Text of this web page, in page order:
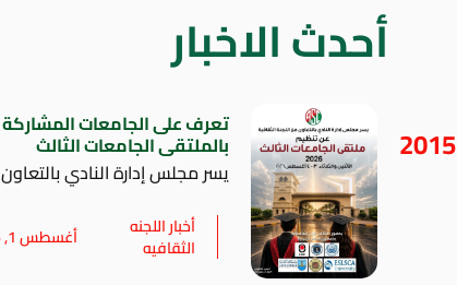
أحدث الاخبار
تعرف على الجامعات المشاركة
بالملتقى الجامعات الثالث
يسر مجلس إدارة النادي بالتعاون
أخبار اللجنه
الثقافيه أغسطس 1, 2026